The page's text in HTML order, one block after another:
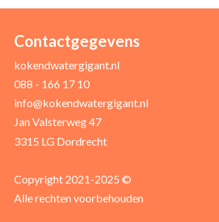
Contactgegevens
kokendwatergigant.nl
088 - 166 17 10
info@kokendwatergigant.nl
Jan Valsterweg 47
3315 LG Dordrecht
Copyright 2021-2025 ©
Alle rechten voorbehouden